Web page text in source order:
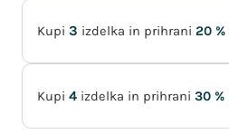
Kupi 3 izdelka in prihrani 20 %
Kupi 4 izdelka in prihrani 30 %